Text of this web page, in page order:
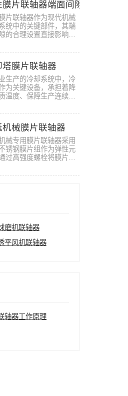
膜片联轴器端面间隙
片联轴器作为现代机械
统中的关键部件，其端
的合理设置直接影响着
塔膜片联轴器
生产的冷却系统中，冷
为关键设备，承担着降
温度、保障生产连续运
机械膜片联轴器
械专用膜片联轴器采用
锈钢膜片组作为弹性元
过高强度螺栓将膜片组
磨机联轴器
平风机联轴器
轴器工作原理